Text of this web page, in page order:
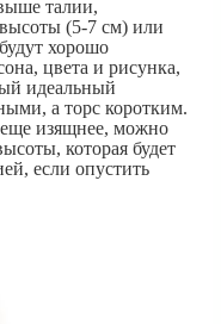
талии,
(5-7 см) или
хорошо
цвета и рисунка,
идеальный
а торс коротким.
еще изящнее, можно
которая будет
если опустить